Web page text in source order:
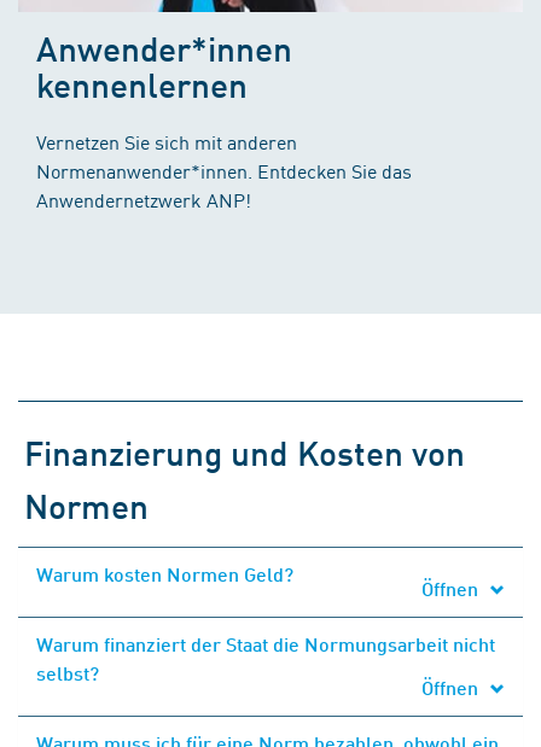
Anwender*innen
kennenlernen
Vernetzen Sie sich mit anderen
Normenanwender*innen. Entdecken Sie das
Anwendernetzwerk ANP!
Finanzierung und Kosten von
Normen
Warum kosten Normen Geld?
Öffnen
Warum finanziert der Staat die Normungsarbeit nicht
selbst?
Öffnen